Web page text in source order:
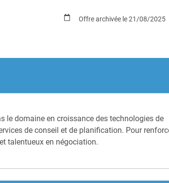
Offre archivée le 21/08/2025
le domaine en croissance des technologies de
de conseil et de planification. Pour
talentueux en négociation.